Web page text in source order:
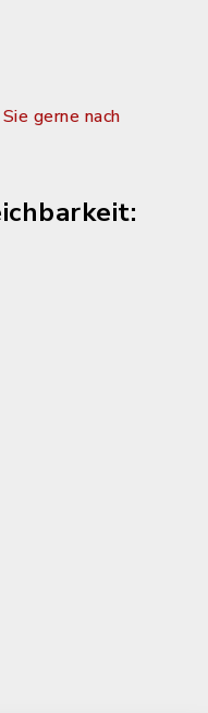
gerne nach